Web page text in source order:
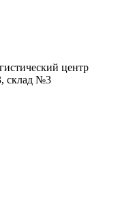
центр
склад №3